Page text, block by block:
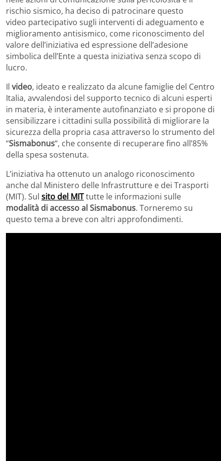
rischio sismico, ha deciso di patrocinare questo
video partecipativo sugli interventi di adeguamento e
miglioramento antisismico, come riconoscimento del
valore dell’iniziativa ed espressione dell’adesione
simbolica dell’Ente a questa iniziativa senza scopo di
lucro.
Il video, ideato e realizzato da alcune famiglie del Centro
Italia, avvalendosi del supporto tecnico di alcuni esperti
in materia, è interamente autofinanziato e si propone di
sensibilizzare i cittadini sulla possibilità di migliorare la
sicurezza della propria casa attraverso lo strumento del
“Sismabonus“, che consente di recuperare fino all’85%
della spesa sostenuta.
L’iniziativa ha ottenuto un analogo riconoscimento
anche dal Ministero delle Infrastrutture e dei Trasporti
(MIT). Sul sito del MITtutte le informazioni sulle
modalità di accesso al Sismabonus. Torneremo su
questo tema a breve con altri approfondimenti.